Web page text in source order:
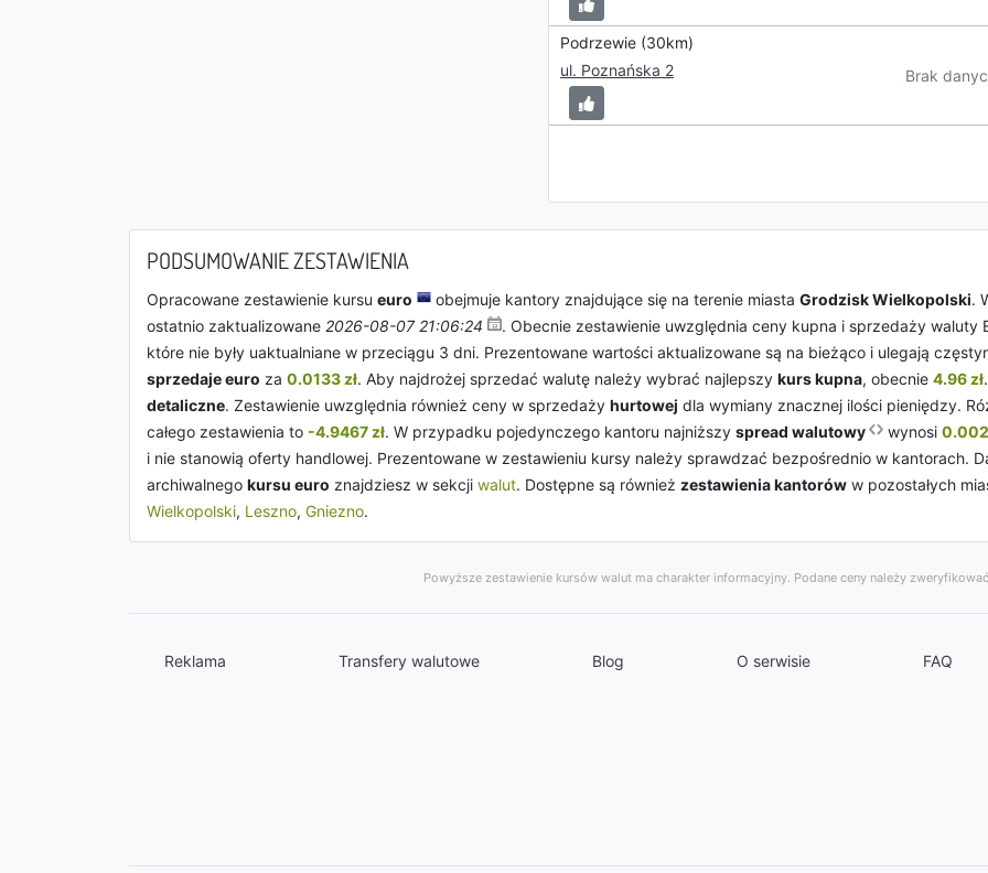
Podrzewie (30km)
ul. Poznańska 2
Brak
PODSUMOWANIE ZESTAWIENIA
Opracowane zestawienie kursu euro obejmuje kantory znajdujące się na terenie miasta Grodzisk Wielkopolski.
ostatnio zaktualizowane 2026-08-07 21:06:24 . Obecnie zestawienie uwzględnia ceny kupna i sprzedaży waluty
które nie były uaktualniane w przeciągu 3 dni. Prezentowane wartości aktualizowane są na bieżąco i ulegają
sprzedaje euro za 0.0133 zł. Aby najdrożej sprzedać walutę należy wybrać najlepszy kurs kupna, obecnie 4.96 zł
detaliczne. Zestawienie uwzględnia również ceny w sprzedaży hurtowej dla wymiany znacznej ilości pieniędzy.
całego zestawienia to -4.9467 zł. W przypadku pojedynczego kantoru najniższy spread walutowy wynosi
i nie stanowią oferty handlowej. Prezentowane w zestawieniu kursy należy sprawdzać bezpośrednio w kantorach.
archiwalnego kursu euro znajdziesz w sekcji walut. Dostępne są również zestawienia kantorów w pozostałych
Wielkopolski, Leszno, Gniezno.
Powyższe zestawienie kursów walut ma charakter informacyjny. Podane ceny należy
Reklama Transfery walutowe Blog O serwisie FAQ